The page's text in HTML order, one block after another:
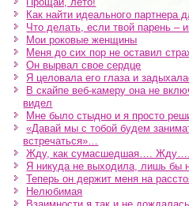
Как найти идеального партнера
Что делать, если твой парень –
Мои роковые женщины
Меня до сих пор не оставил
Он вырвал свое сердце
Я целовала его глаза и
В скайпе веб-камеру она не
видел
Мне было стыдно и я просто
«Давай мы с тобой будем
встречаться»…
Жду, как сумасшедшая…. Жду….
Я никуда не выходила, лишь бы
Теперь он держит меня на
Нелюбимая